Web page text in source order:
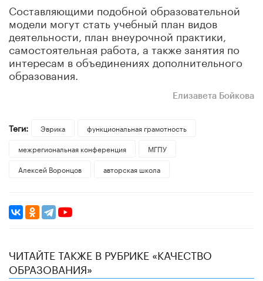
Составляющими подобной образовательной
модели могут стать учебный план видов
деятельности, план внеурочной практики,
самостоятельная работа, а также занятия по
интересам в объединениях дополнительного
образования.
Елизавета Бойкова
Теги: Эврика
функциональная грамотность
межрегиональная конференция
МГПУ
Алексей Воронцов
авторская школа
ЧИТАЙТЕ ТАКЖЕ В РУБРИКЕ «КАЧЕСТВО
ОБРАЗОВАНИЯ»